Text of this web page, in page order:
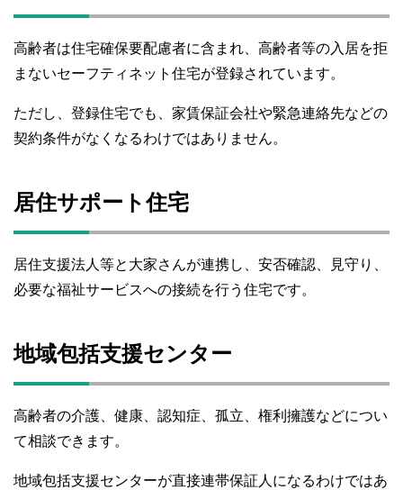
高齢者は住宅確保要配慮者に含まれ、高齢者等の入居を拒
まないセーフティネット住宅が登録されています。
ただし、登録住宅でも、家賃保証会社や緊急連絡先などの
契約条件がなくなるわけではありません。
居住サポート住宅
居住支援法人等と大家さんが連携し、安否確認、見守り、
必要な福祉サービスへの接続を行う住宅です。
地域包括支援センター
高齢者の介護、健康、認知症、孤立、権利擁護などについ
て相談できます。
地域包括支援センターが直接連帯保証人になるわけではあ